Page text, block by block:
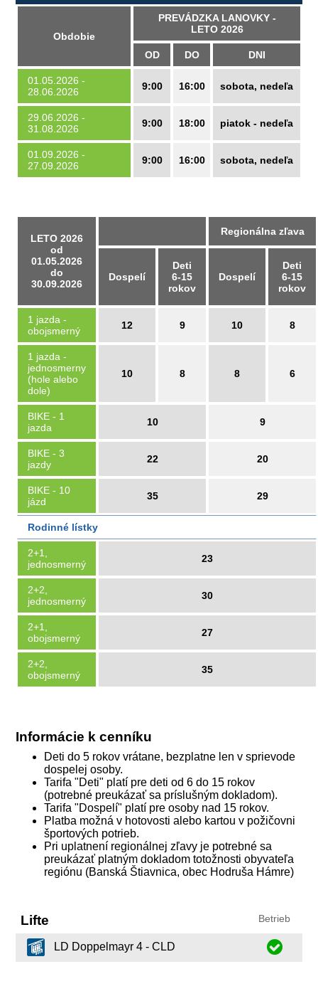
Obdobie
PREVÁDZKA LANOVKY -
LETO 2026
OD DO DNI
01.05.2026 -
28.06.2026
9:00 16:00 sobota, nedeľa
29.06.2026 -
31.08.2026
9:00 18:00 piatok - nedeľa
01.09.2026 -
27.09.2026
9:00 16:00 sobota, nedeľa
LETO 2026
od
01.05.2026
do
30.09.2026
Regionálna zľava
Dospelí
Deti
6-15
rokov
Dospelí
Deti
6-15
rokov
1 jazda -
obojsmerný
12 9 10 8
1 jazda -
jednosmerny
(hole alebo
dole)
10 8 8 6
BIKE - 1
jazda
10 9
BIKE - 3
jazdy
22 20
BIKE - 10
jázd
35 29
Rodinné lístky
2+1,
jednosmerný
23
2+2,
jednosmerný
30
2+1,
obojsmerný
27
2+2,
obojsmerný
35
Informácie k cenníku
Deti do 5 rokov vrátane, bezplatne len v sprievode
dospelej osoby.
Tarifa "Deti" platí pre deti od 6 do 15 rokov
(potrebné preukázať sa príslušným dokladom).
Tarifa "Dospelí" platí pre osoby nad 15 rokov.
Platba možná v hotovosti alebo kartou v požičovni
športových potrieb.
Pri uplatnení regionálnej zľavy je potrebné sa
preukázať platným dokladom totožnosti obyvateľa
regiónu (Banská Štiavnica, obec Hodruša Hámre)
Lifte Betrieb
LD Doppelmayr 4 - CLD